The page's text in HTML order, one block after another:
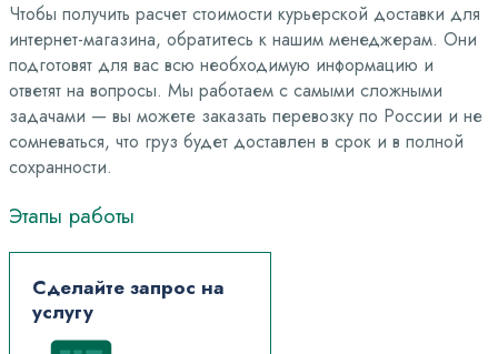
Чтобы получить расчет стоимости курьерской доставки для
интернет-магазина, обратитесь к нашим менеджерам. Они
подготовят для вас всю необходимую информацию и
ответят на вопросы. Мы работаем с самыми сложными
задачами — вы можете заказать перевозку по России и не
сомневаться, что груз будет доставлен в срок и в полной
сохранности.
Этапы работы
Сделайте запрос на
услугу